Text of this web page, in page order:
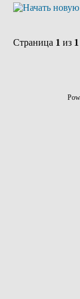
Страница 1 из 1